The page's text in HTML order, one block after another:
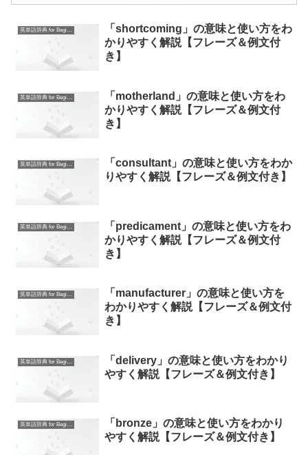
英単語辞典 for Beginners
「shortcoming」の意味と使い方をわ
かりやすく解説【フレーズ＆例文付
き】
英単語辞典 for Beginners
「motherland」の意味と使い方をわ
かりやすく解説【フレーズ＆例文付
き】
英単語辞典 for Beginners
「consultant」の意味と使い方をわか
りやすく解説【フレーズ＆例文付き】
英単語辞典 for Beginners
「predicament」の意味と使い方をわ
かりやすく解説【フレーズ＆例文付
き】
英単語辞典 for Beginners
「manufacturer」の意味と使い方を
わかりやすく解説【フレーズ＆例文付
き】
英単語辞典 for Beginners
「delivery」の意味と使い方をわかり
やすく解説【フレーズ＆例文付き】
英単語辞典 for Beginners
「bronze」の意味と使い方をわかり
やすく解説【フレーズ＆例文付き】